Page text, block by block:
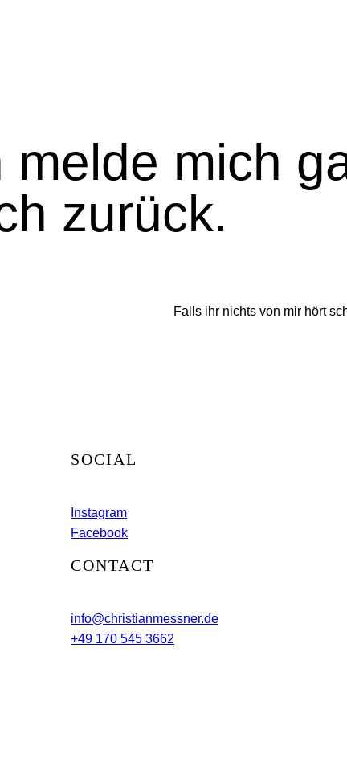
melde mich
zurück.
Falls ihr nichts von mir hört
SOCIAL
Instagram
Facebook
CONTACT
info@christianmessner.de
+49 170 545 3662